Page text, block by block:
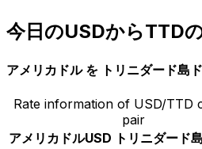
今日のUSDからTTD
アメリカドル を トリニダード島
Rate information of USD/TTD
pair
アメリカドルUSD トリニダード